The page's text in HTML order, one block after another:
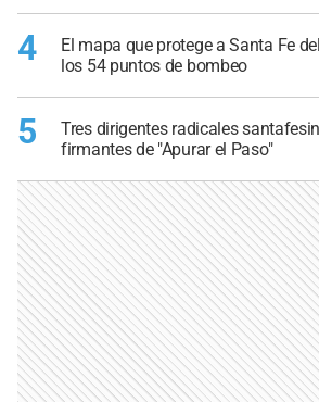
4
El mapa que protege a Santa Fe
los 54 puntos de bombeo
5
Tres dirigentes radicales
firmantes de "Apurar el Paso"